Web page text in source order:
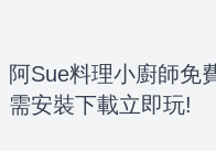
阿Sue料理小廚師免
需安裝下載立即玩!